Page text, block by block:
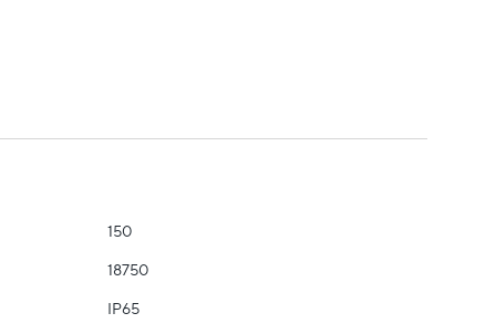
150
18750
IP65